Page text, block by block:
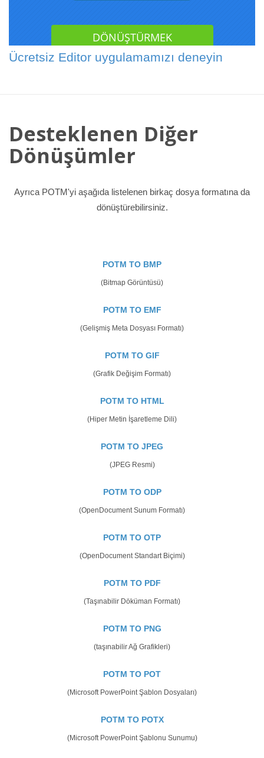
Ücretsiz Editor uygulamamızı deneyin
Desteklenen Diğer
Dönüşümler
Ayrıca POTM'yi aşağıda listelenen birkaç dosya formatına da
dönüştürebilirsiniz.
POTM TO BMP
(Bitmap Görüntüsü)
POTM TO EMF
(Gelişmiş Meta Dosyası Formatı)
POTM TO GIF
(Grafik Değişim Formatı)
POTM TO HTML
(Hiper Metin İşaretleme Dili)
POTM TO JPEG
(JPEG Resmi)
POTM TO ODP
(OpenDocument Sunum Formatı)
POTM TO OTP
(OpenDocument Standart Biçimi)
POTM TO PDF
(Taşınabilir Döküman Formatı)
POTM TO PNG
(taşınabilir Ağ Grafikleri)
POTM TO POT
(Microsoft PowerPoint Şablon Dosyaları)
POTM TO POTX
(Microsoft PowerPoint Şablonu Sunumu)